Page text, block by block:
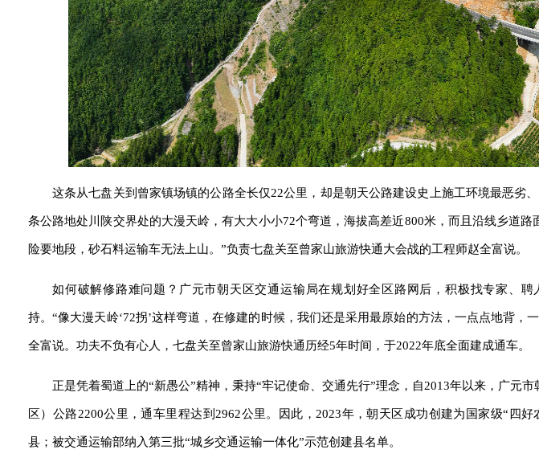
这条从七盘关到曾家镇场镇的公路全长仅22公里，却是朝天公路建设史上施工环境最恶劣
条公路地处川陕交界处的大漫天岭，有大大小小72个弯道，海拔高差近800米，而且沿线乡道
险要地段，砂石料运输车无法上山。”负责七盘关至曾家山旅游快通大会战的工程师赵全富说。
如何破解修路难问题？广元市朝天区交通运输局在规划好全区路网后，积极找专家、
持。“像大漫天岭‘72拐’这样弯道，在修建的时候，我们还是采用最原始的方法，一点点地背，
全富说。功夫不负有心人，七盘关至曾家山旅游快通历经5年时间，于2022年底全面建成通车。
正是凭着蜀道上的“新愚公”精神，秉持“牢记使命、交通先行”理念，自2013年以来，广元
区）公路2200公里，通车里程达到2962公里。因此，2023年，朝天区成功创建为国家级“四
县；被交通运输部纳入第三批“城乡交通运输一体化”示范创建县名单。